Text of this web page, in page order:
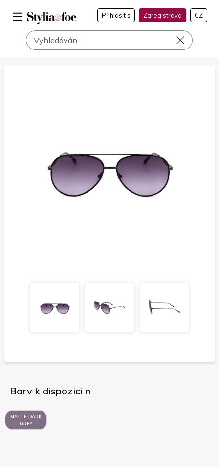
Přihlásit s Zaregistrova CZ
Barv k dispozici n
MATTE DARK
GREY